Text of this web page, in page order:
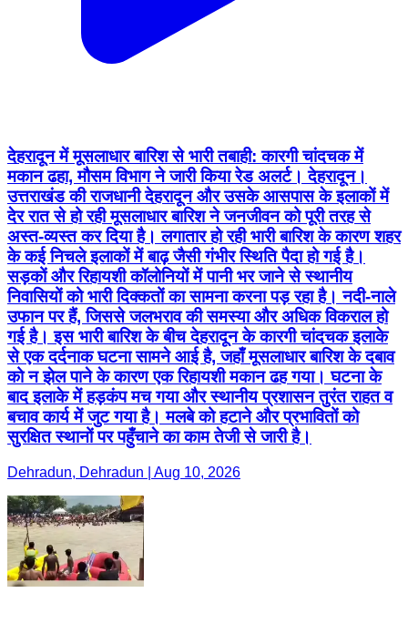
देहरादून में मूसलाधार बारिश से भारी तबाही: कारगी चांदचक में
मकान ढहा, मौसम विभाग ने जारी किया रेड अलर्ट। देहरादून।
उत्तराखंड की राजधानी देहरादून और उसके आसपास के इलाकों में
देर रात से हो रही मूसलाधार बारिश ने जनजीवन को पूरी तरह से
अस्त-व्यस्त कर दिया है। लगातार हो रही भारी बारिश के कारण शहर
के कई निचले इलाकों में बाढ़ जैसी गंभीर स्थिति पैदा हो गई है।
सड़कों और रिहायशी कॉलोनियों में पानी भर जाने से स्थानीय
निवासियों को भारी दिक्कतों का सामना करना पड़ रहा है। नदी-नाले
उफान पर हैं, जिससे जलभराव की समस्या और अधिक विकराल हो
गई है। इस भारी बारिश के बीच देहरादून के कारगी चांदचक इलाके
से एक दर्दनाक घटना सामने आई है, जहाँ मूसलाधार बारिश के दबाव
को न झेल पाने के कारण एक रिहायशी मकान ढह गया। घटना के
बाद इलाके में हड़कंप मच गया और स्थानीय प्रशासन तुरंत राहत व
बचाव कार्य में जुट गया है। मलबे को हटाने और प्रभावितों को
सुरक्षित स्थानों पर पहुँचाने का काम तेजी से जारी है।
Dehradun, Dehradun | Aug 10, 2026